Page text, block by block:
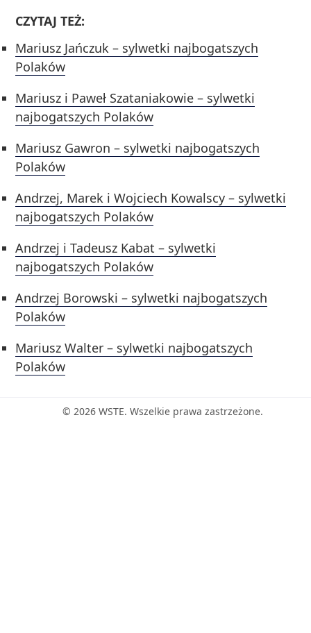
CZYTAJ TEŻ:
Mariusz Jańczuk – sylwetki najbogatszych
Polaków
Mariusz i Paweł Szataniakowie – sylwetki
najbogatszych Polaków
Mariusz Gawron – sylwetki najbogatszych
Polaków
Andrzej, Marek i Wojciech Kowalscy – sylwetki
najbogatszych Polaków
Andrzej i Tadeusz Kabat – sylwetki
najbogatszych Polaków
Andrzej Borowski – sylwetki najbogatszych
Polaków
Mariusz Walter – sylwetki najbogatszych
Polaków
© 2026 WSTE. Wszelkie prawa zastrzeżone.